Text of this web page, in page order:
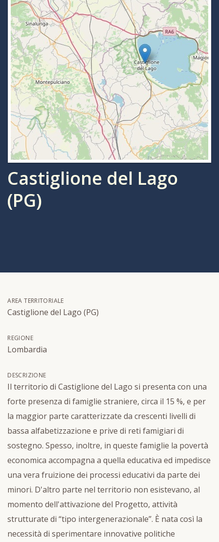
Castiglione del Lago
(PG)
AREA TERRITORIALE
Castiglione del Lago (PG)
REGIONE
Lombardia
DESCRIZIONE
Il territorio di Castiglione del Lago si presenta con una
forte presenza di famiglie straniere, circa il 15 %, e per
la maggior parte caratterizzate da crescenti livelli di
bassa alfabetizzazione e prive di reti famigiari di
sostegno. Spesso, inoltre, in queste famiglie la povertà
economica accompagna a quella educativa ed impedisce
una vera fruizione dei processi educativi da parte dei
minori. D'altro parte nel territorio non esistevano, al
momento dell'attivazione del Progetto, attività
strutturate di “tipo intergenerazionale”. È nata così la
necessità di sperimentare innovative politiche